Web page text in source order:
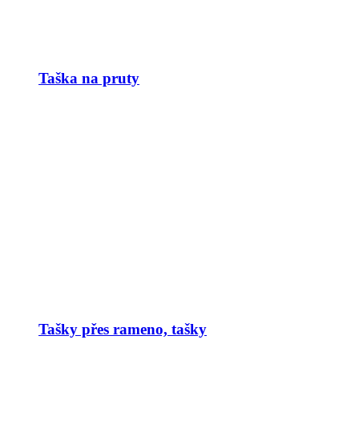
Taška na pruty
Tašky přes rameno, tašky